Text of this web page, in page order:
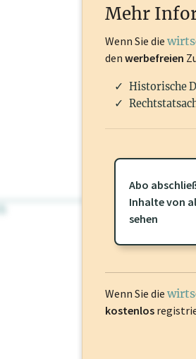
Für dieses Profil
frei oder loggen Sie
Mehr
Wenn Sie die
den werbefreien
Historische
Abo
Inhalte von
sehen
Wenn Sie die
kostenlos